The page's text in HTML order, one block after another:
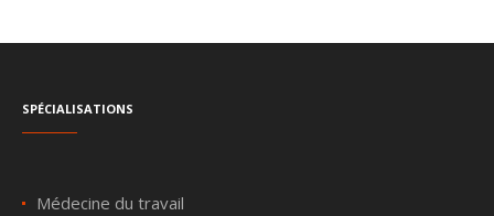
Spécialisations
Médecine du travail